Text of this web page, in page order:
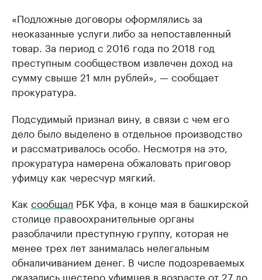
«Подложные договоры оформлялись за
неоказанные услуги либо за непоставленный
товар. За период с 2016 года по 2018 год
преступным сообществом извлечен доход на
сумму свыше 21 млн рублей», — сообщает
прокуратура.
Подсудимый признал вину, в связи с чем его
дело было выделено в отдельное производство
и рассматривалось особо. Несмотря на это,
прокуратура намерена обжаловать приговор
уфимцу как чересчур мягкий.
Как сообщал РБК Уфа, в конце мая в башкирской
столице правоохранительные органы
разоблачили преступную группу, которая не
менее трех лет занималась нелегальным
обналичиванием денег. В числе подозреваемых
оказались шестеро уфимцев в возрасте от 27 до